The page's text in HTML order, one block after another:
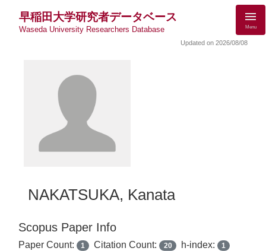
早稲田大学研究者データベース
Waseda University Researchers Database Menu
Updated on 2026/08/08
NAKATSUKA, Kanata
Scopus Paper Info
Paper Count: 1 Citation Count: 20 h-index: 1